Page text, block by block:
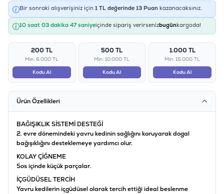
Bir sonraki alışverişiniz için 1 TL değerinde 13 Puan kazanacaksınız.
10 saat 03 dakika 47 saniyeiçinde sipariş verirsenizbugünkargoda!
200 TL
Min: 6.000 TL
Kodu Al
500 TL
Min: 10.000 TL
Kodu Al
1.000 TL
Min: 15.000 TL
Kodu Al
Ürün Özellikleri
BAĞIŞIKLIK SİSTEMİ DESTEĞİ
2. evre dönemindeki yavru kedinin sağlığını koruyarak dogal
bağışıklığını desteklemeye yardımcı olur.
KOLAY ÇİĞNEME
Sos içinde küçük parçalar.
İÇGÜDÜSEL TERCİH
Yavru kedilerin içgüdüsel olarak tercih ettiği ideal beslenme